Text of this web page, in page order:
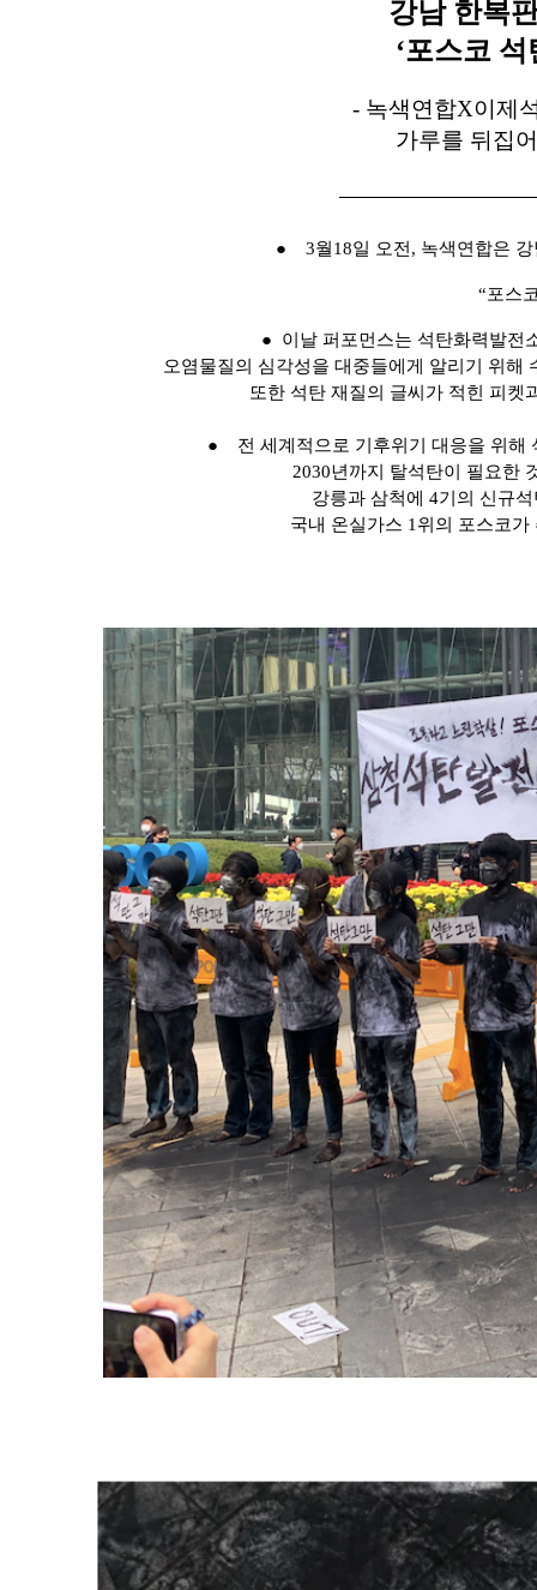
강남 한복
‘포스코
- 녹색연합X이제
가루를 뒤집
● 3월18일 오전, 녹색연합은
“포스
●
이날 퍼포먼스는 석탄화력발전
오염물질의 심각성을 대중들에게 알리기 위해
또한 석탄 재질의 글씨가 적힌 피켓
●
전 세계적으로 기후위기 대응을 위
2030년까지 탈석탄이 필요한
강릉과 삼척에 4기의 신규
국내 온실가스 1위의 포스코